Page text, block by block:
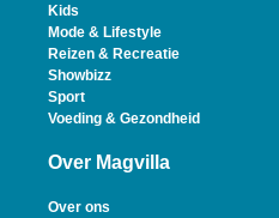
Kids
Mode & Lifestyle
Reizen & Recreatie
Showbizz
Sport
Voeding & Gezondheid
Over Magvilla
Over ons